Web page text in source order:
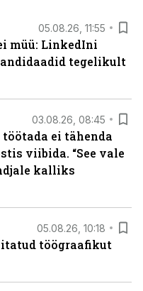
05.08.26, 11:55
müü: LinkedIni
tegelikult
03.08.26, 08:45
ei tähenda
viibida. “See vale
kalliks
05.08.26, 10:18
töögraafikut